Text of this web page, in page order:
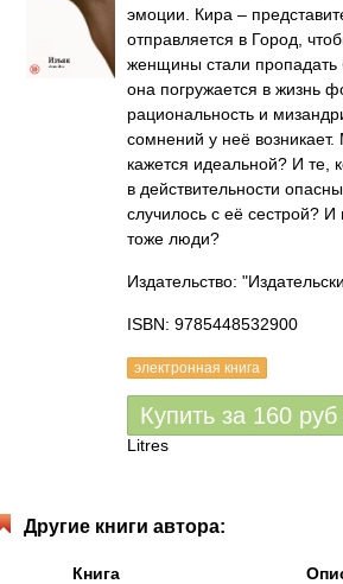
эмоции. Кира –
отправляется в Город,
женщины стали
она погружается в жизнь
рациональность и
сомнений у неё
кажется идеальной? И те,
в действительности
случилось с её сестрой?
тоже люди?
Издательство:
ISBN: 9785448532900
электронная книга
Купить за 160 руб
Litres
Другие книги автора:
Книга